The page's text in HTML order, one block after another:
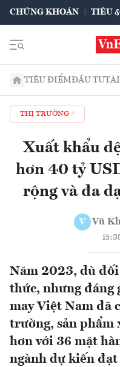
CHỨNG KHOÁN TIÊU
TIÊU ĐIỂMĐẦU TƯ
THỊ TRƯỜNG
Xuất khẩu
hơn 40 tỷ
rộng và đa
V Vũ
Năm 2023, dù
thức, nhưng đáng
may Việt Nam đã
trường, sản phẩm
hơn với 36 mặt
ngành dự kiến